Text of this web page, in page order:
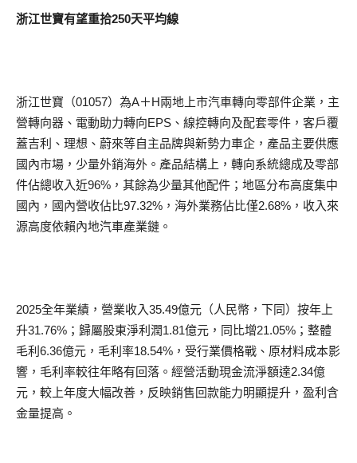
浙江世寶有望重拾250天平均線
浙江世寶（01057）為A＋H兩地上市汽車轉向零部件企業，主
營轉向器、電動助力轉向EPS、線控轉向及配套零件，客戶覆
蓋吉利、理想、蔚來等自主品牌與新勢力車企，產品主要供應
國內市場，少量外銷海外。產品結構上，轉向系統總成及零部
件佔總收入近96%，其餘為少量其他配件；地區分布高度集中
國內，國內營收佔比97.32%，海外業務佔比僅2.68%，收入來
源高度依賴內地汽車產業鏈。
2025全年業績，營業收入35.49億元（人民幣，下同）按年上
升31.76%；歸屬股東淨利潤1.81億元，同比增21.05%；整體
毛利6.36億元，毛利率18.54%，受行業價格戰、原材料成本影
響，毛利率較往年略有回落。經營活動現金流淨額達2.34億
元，較上年度大幅改善，反映銷售回款能力明顯提升，盈利含
金量提高。